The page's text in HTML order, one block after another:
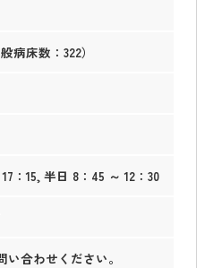
病床数：322）
：15, 半日 8：45 ～ 12：30
い合わせください。